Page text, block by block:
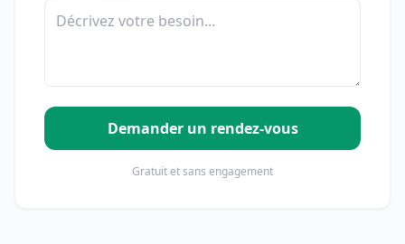
Demander un rendez-vous
Gratuit et sans engagement